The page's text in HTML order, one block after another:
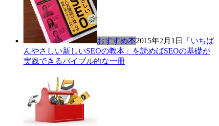
おすすめ本2015年2月1日
「いちば
んやさしい新しいSEOの教本」を読めばSEOの基礎が
実践できるバイブル的な一冊